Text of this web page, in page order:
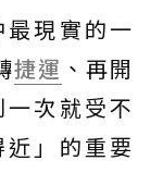
現實的一
捷運 、再開
次就受不
」的重要